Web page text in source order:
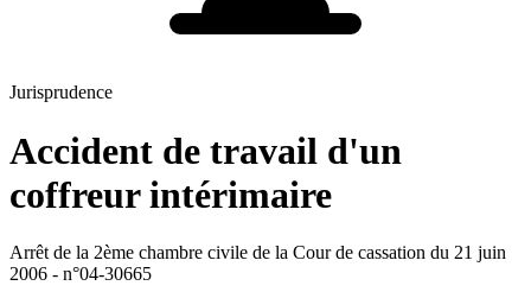
Jurisprudence
Accident de travail d'un
coffreur intérimaire
Arrêt de la 2ème chambre civile de la Cour de cassation du 21 juin
2006 - n°04-30665